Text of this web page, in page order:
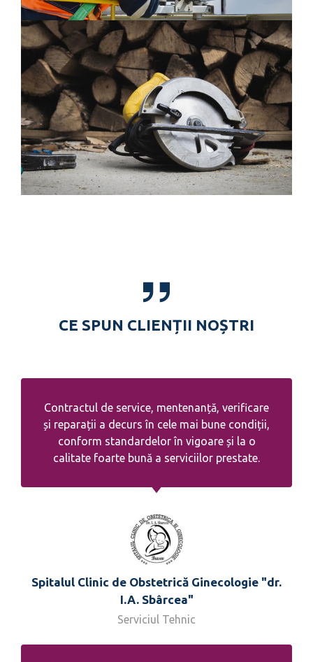
CE SPUN CLIENȚII NOȘTRI
Contractul de service, mentenanță, verificare
și reparații a decurs în cele mai bune condiții,
conform standardelor în vigoare și la o
calitate foarte bună a serviciilor prestate.
Spitalul Clinic de Obstetrică Ginecologie "dr.
I.A. Sbârcea"
Serviciul Tehnic